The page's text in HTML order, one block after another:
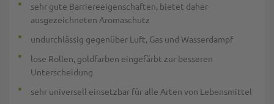
sehr gute Barriereeigenschaften, bietet daher
ausgezeichneten Aromaschutz
undurchlässig gegenüber Luft, Gas und Wasserdampf
lose Rollen, goldfarben eingefärbt zur besseren
Unterscheidung
sehr universell einsetzbar für alle Arten von Lebensmittel